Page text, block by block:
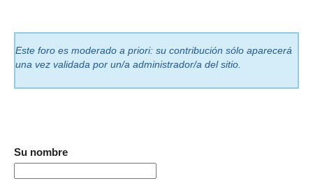
Este foro es moderado a priori: su contribución sólo aparecerá
una vez validada por un/a administrador/a del sitio.
Su nombre